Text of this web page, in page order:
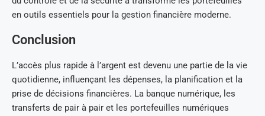
en outils essentiels pour la gestion financière moderne.
Conclusion
L’accès plus rapide à l’argent est devenu une partie de la vie
quotidienne, influençant les dépenses, la planification et la
prise de décisions financières. La banque numérique, les
transferts de pair à pair et les portefeuilles numériques